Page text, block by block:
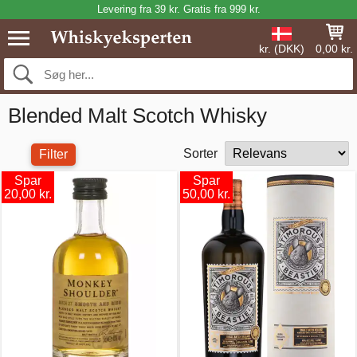
Levering fra 39 kr. Gratis fra 999 kr.
kr. (DKK) 0,00 kr.
Blended Malt Scotch Whisky
Filter
Sorter
Spar
20,00 kr.
Spar
50,00 kr.